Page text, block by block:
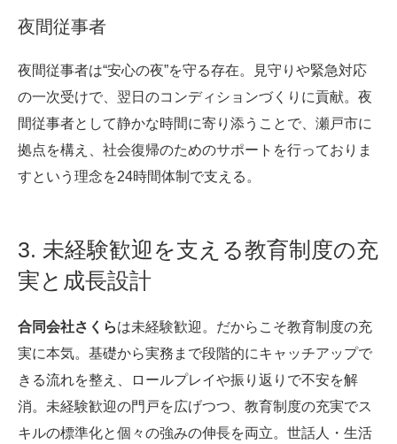
夜間従事者
夜間従事者は“安心の夜”を守る存在。見守りや緊急対応
の一次受けで、翌日のコンディションづくりに貢献。夜
間従事者として静かな時間に寄り添うことで、瀬戸市に
拠点を構え、社会復帰のためのサポートを行っておりま
すという理念を24時間体制で支える。
3. 未経験歓迎を支える教育制度の充
実と成長設計
合同会社さくらは未経験歓迎。だからこそ教育制度の充
実に本気。基礎から実務まで段階的にキャッチアップで
きる流れを整え、ロールプレイや振り返りで不安を解
消。未経験歓迎の門戸を広げつつ、教育制度の充実でス
キルの標準化と個々の強みの伸長を両立。世話人・生活